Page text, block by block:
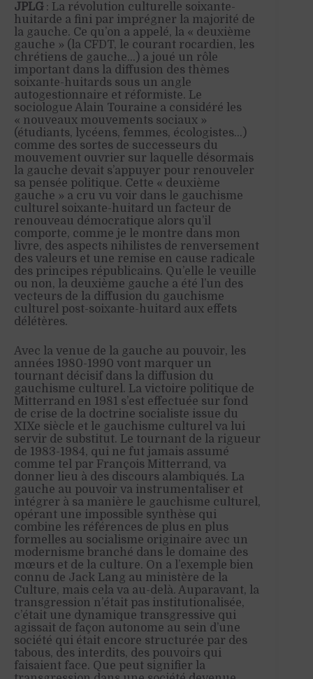
JPLG : La révolution culturelle soixante-
huitarde a fini par imprégner la majorité de
la gauche. Ce qu’on a appelé, la « deuxième
gauche » (la CFDT, le courant rocardien, les
chrétiens de gauche…) a joué un rôle
important dans la diffusion des thèmes
soixante-huitards sous un angle
autogestionnaire et réformiste. Le
sociologue Alain Touraine a considéré les
« nouveaux mouvements sociaux »
(étudiants, lycéens, femmes, écologistes…)
comme des sortes de successeurs du
mouvement ouvrier sur laquelle désormais
la gauche devait s’appuyer pour renouveler
sa pensée politique. Cette « deuxième
gauche » a cru vu voir dans le gauchisme
culturel soixante-huitard un facteur de
renouveau démocratique alors qu’il
comporte, comme je le montre dans mon
livre, des aspects nihilistes de renversement
des valeurs et une remise en cause radicale
des principes républicains. Qu’elle le veuille
ou non, la deuxième gauche a été l’un des
vecteurs de la diffusion du gauchisme
culturel post-soixante-huitard aux effets
délétères.
Avec la venue de la gauche au pouvoir, les
années 1980-1990 vont marquer un
tournant décisif dans la diffusion du
gauchisme culturel. La victoire politique de
Mitterrand en 1981 s’est effectuée sur fond
de crise de la doctrine socialiste issue du
XIXe siècle et le gauchisme culturel va lui
servir de substitut. Le tournant de la rigueur
de 1983-1984, qui ne fut jamais assumé
comme tel par François Mitterrand, va
donner lieu à des discours alambiqués. La
gauche au pouvoir va instrumentaliser et
intégrer à sa manière le gauchisme culturel,
opérant une impossible synthèse qui
combine les références de plus en plus
formelles au socialisme originaire avec un
modernisme branché dans le domaine des
mœurs et de la culture. On a l’exemple bien
connu de Jack Lang au ministère de la
Culture, mais cela va au-delà. Auparavant, la
transgression n’était pas institutionalisée,
c’était une dynamique transgressive qui
agissait de façon autonome au sein d’une
société qui était encore structurée par des
tabous, des interdits, des pouvoirs qui
faisaient face. Que peut signifier la